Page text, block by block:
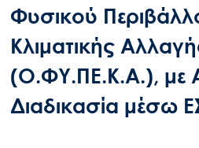
Φυσικού
Κλιματικής
(Ο.ΦΥ.ΠΕ.Κ.Α.), με
Διαδικασία μέσω